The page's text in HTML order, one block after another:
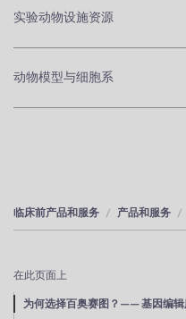
实验动物设施资源
动物模型与细胞系
临床前产品和服务 产品和服务
在此页面上
为何选择百奥赛图？—— 基因编